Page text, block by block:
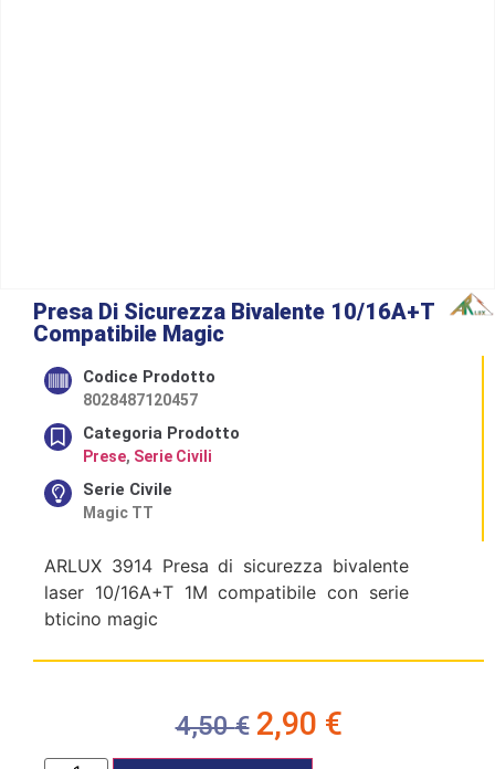
Presa Di Sicurezza Bivalente 10/16A+T
Compatibile Magic
Codice Prodotto
8028487120457
Categoria Prodotto
Prese, Serie Civili
Serie Civile
Magic TT
ARLUX 3914 Presa di sicurezza bivalente
laser 10/16A+T 1M compatibile con serie
bticino magic
4,50€ 2,90 €